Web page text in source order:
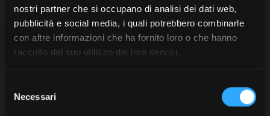
nostri partner che si occupano di analisi dei dati web,
pubblicità e social media, i quali potrebbero combinarle
con altre informazioni che ha fornito loro o che hanno
raccolto dal suo utilizzo dei loro servizi.
delNecessari